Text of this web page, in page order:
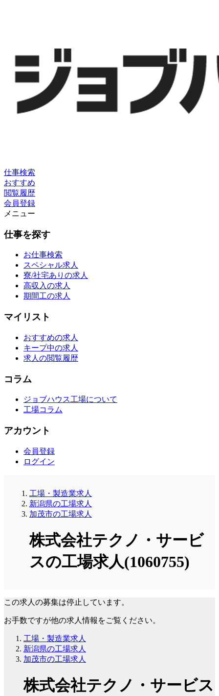
仕事検索
おすすめ
閲覧履歴
会員登録
メニュー
仕事を探す
お仕事検索
スペシャル求人
寮/社宅ありの求人
高収入の求人
期間工の求人
マイリスト
おすすめの求人
キープ中の求人
求人の閲覧履歴
コラム
ジョブハウス工場について
工場コラム
アカウント
会員登録
ログイン
工場・製造業求人
新潟県の工場求人
加茂市の工場求人
株式会社テクノ・サービ
スの工場求人(1060755)
この求人の募集は停止しています。
お手数ですが他の求人情報をご覧ください。
工場・製造業求人
新潟県の工場求人
加茂市の工場求人
株式会社テクノ・サービス